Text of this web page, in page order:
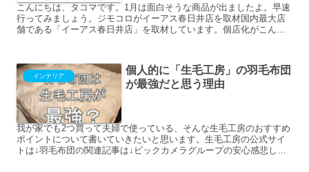
こんにちは、タコマです。1月は面白そうな商品が出ましたよ。早速
行ってみましょう。ジモコロがイーアス春日井店を取材国内最大店
舗である「イーアス春日井店」を取材しています。個店化がこんな
インテリア
個人的に「生毛工房」の羽毛布団
が最強だと思う理由
我が家でも2つ買って夫婦で使っている、そんな生毛工房のおすすめ
ポイントについて書いていきたいと思います。生毛工房の公式サイ
トは↓羽毛布団の関連記事は↓ビックカメラグループの安心感悲しい